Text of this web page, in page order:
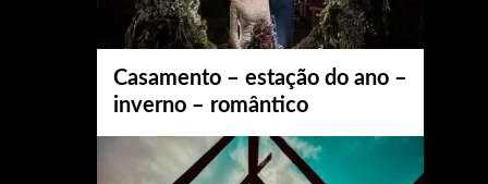
Casamento – estação do ano –
inverno – romântico